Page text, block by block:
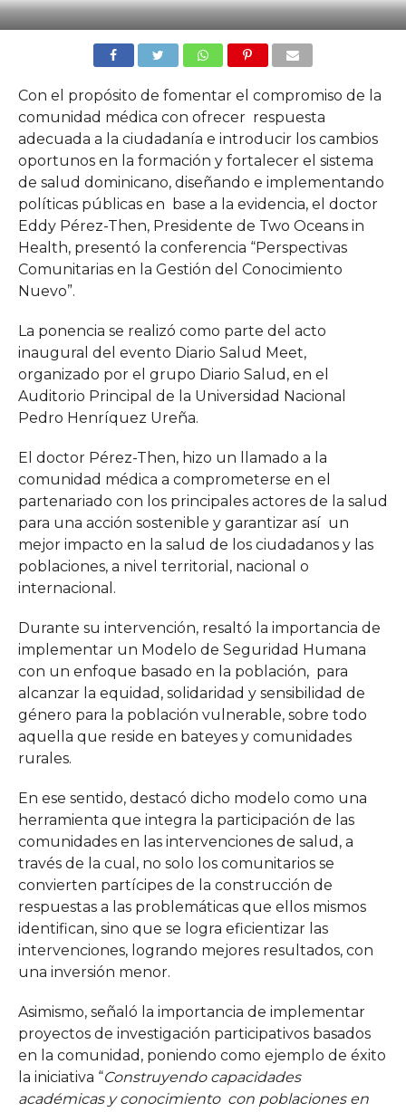
Con el propósito de fomentar el compromiso de la
comunidad médica con ofrecer respuesta
adecuada a la ciudadanía e introducir los cambios
oportunos en la formación y fortalecer el sistema
de salud dominicano, diseñando e implementando
políticas públicas en base a la evidencia, el doctor
Eddy Pérez-Then, Presidente de Two Oceans in
Health, presentó la conferencia “Perspectivas
Comunitarias en la Gestión del Conocimiento
Nuevo”.
La ponencia se realizó como parte del acto
inaugural del evento Diario Salud Meet,
organizado por el grupo Diario Salud, en el
Auditorio Principal de la Universidad Nacional
Pedro Henríquez Ureña.
El doctor Pérez-Then, hizo un llamado a la
comunidad médica a comprometerse en el
partenariado con los principales actores de la salud
para una acción sostenible y garantizar así un
mejor impacto en la salud de los ciudadanos y las
poblaciones, a nivel territorial, nacional o
internacional.
Durante su intervención, resaltó la importancia de
implementar un Modelo de Seguridad Humana
con un enfoque basado en la población, para
alcanzar la equidad, solidaridad y sensibilidad de
género para la población vulnerable, sobre todo
aquella que reside en bateyes y comunidades
rurales.
En ese sentido, destacó dicho modelo como una
herramienta que integra la participación de las
comunidades en las intervenciones de salud, a
través de la cual, no solo los comunitarios se
convierten partícipes de la construcción de
respuestas a las problemáticas que ellos mismos
identifican, sino que se logra eficientizar las
intervenciones, logrando mejores resultados, con
una inversión menor.
Asimismo, señaló la importancia de implementar
proyectos de investigación participativos basados
en la comunidad, poniendo como ejemplo de éxito
la iniciativa “Construyendo capacidades
académicas y conocimiento con poblaciones en